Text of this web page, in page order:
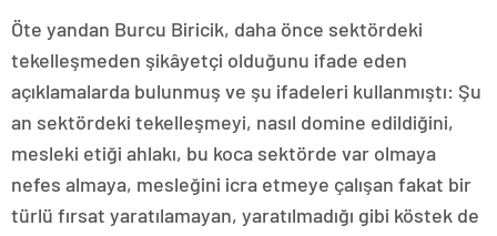
Öte yandan Burcu Biricik, daha önce sektördeki
tekelleşmeden şikâyetçi olduğunu ifade eden
açıklamalarda bulunmuş ve şu ifadeleri kullanmıştı: Şu
an sektördeki tekelleşmeyi, nasıl domine edildiğini,
mesleki etiği ahlakı, bu koca sektörde var olmaya
nefes almaya, mesleğini icra etmeye çalışan fakat bir
türlü fırsat yaratılamayan, yaratılmadığı gibi köstek de